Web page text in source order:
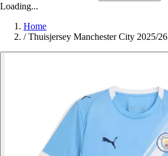
Loading...
Home
/ Thuisjersey Manchester City 2025/26